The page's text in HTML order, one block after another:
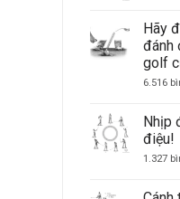
Hãy
đánh
golf
6.516
Nhịp
điệu!
1.327